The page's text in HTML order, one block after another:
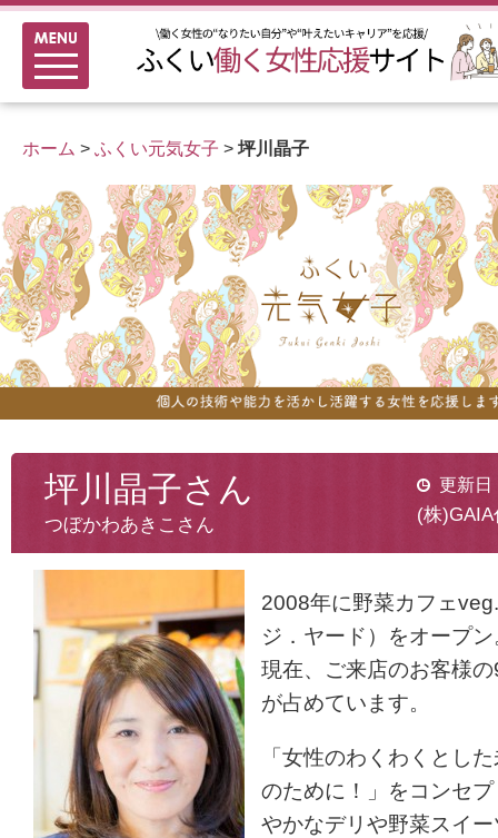
ホーム > ふくい元気女子 > 坪川晶子
坪川晶子さん
つぼかわあきこさん
更新日
(株
2008年に野菜カフェ
ジ．ヤード ）をオープ
現在、ご来店のお客様
が占めています。
「女性のわくわくとし
のために！」をコンセ
やかなデリや野菜スイ
メニュー
新着情報
ふくい女性活躍推進企業
女性の多様なチャレンジ応援
家事シェアのススメ